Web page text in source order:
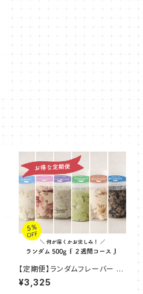
【定期便】ランダムフレーバー 5
00g『２週間コース』
¥3,325